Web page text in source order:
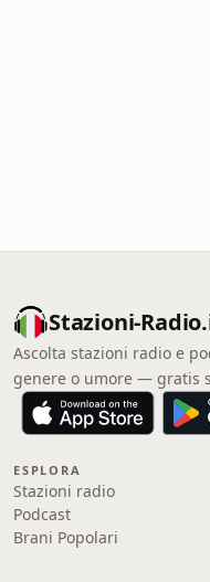
Stazioni-
Ascolta stazioni radio e
genere o umore — gratis
ESPLORA
Stazioni radio
Podcast
Brani Popolari